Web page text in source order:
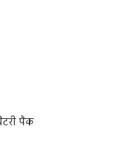
पैक